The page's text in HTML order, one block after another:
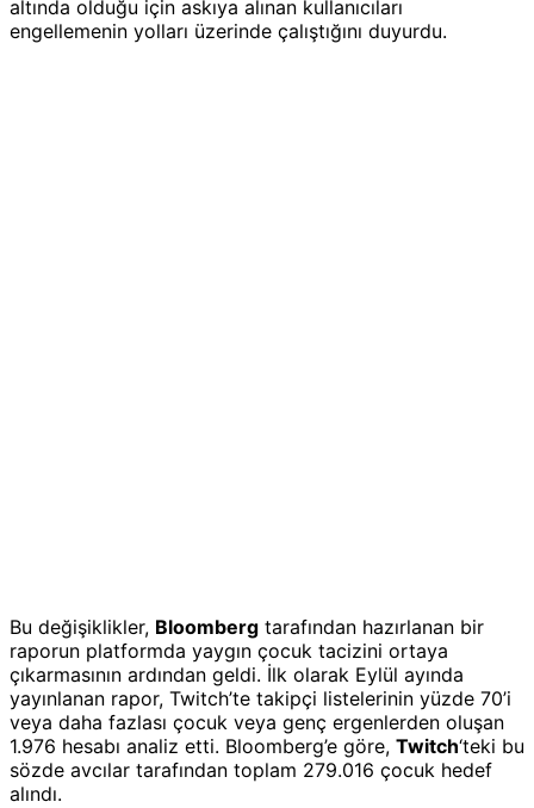
altında olduğu için askıya alınan kullanıcıları
engellemenin yolları üzerinde çalıştığını duyurdu.
Bu değişiklikler, Bloomberg tarafından hazırlanan bir
raporun platformda yaygın çocuk tacizini ortaya
çıkarmasının ardından geldi. İlk olarak Eylül ayında
yayınlanan rapor, Twitch’te takipçi listelerinin yüzde 70’i
veya daha fazlası çocuk veya genç ergenlerden oluşan
1.976 hesabı analiz etti. Bloomberg’e göre, Twitch‘teki bu
sözde avcılar tarafından toplam 279.016 çocuk hedef
alındı.